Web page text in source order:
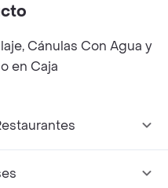
Cánulas Con Agua y
en Caja